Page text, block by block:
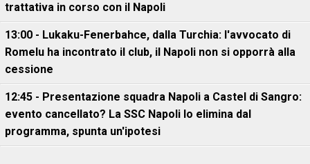
trattativa in corso con il Napoli
13:00 - Lukaku-Fenerbahce, dalla Turchia: l'avvocato di
Romelu ha incontrato il club, il Napoli non si opporrà alla
cessione
12:45 - Presentazione squadra Napoli a Castel di Sangro:
evento cancellato? La SSC Napoli lo elimina dal
programma, spunta un'ipotesi